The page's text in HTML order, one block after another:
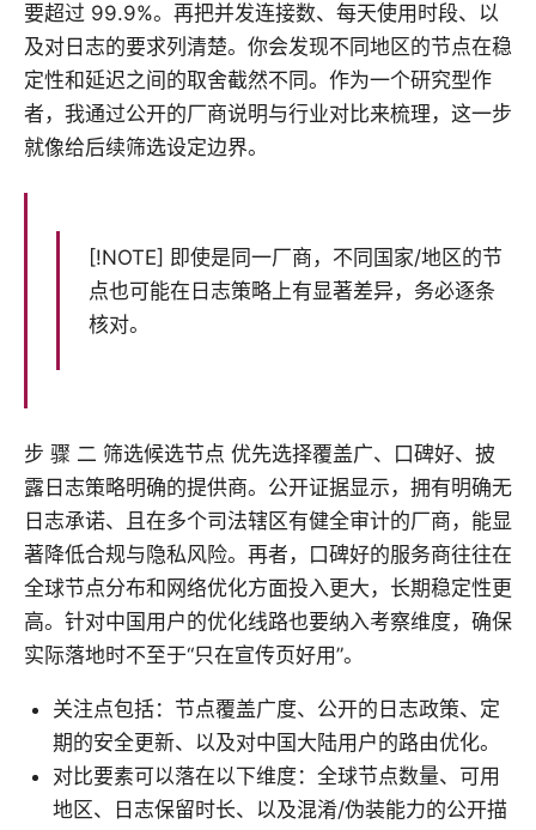
要超过 99.9%。再把并发连接数、每天使用时段、以
及对日志的要求列清楚。你会发现不同地区的节点在稳
定性和延迟之间的取舍截然不同。作为一个研究型作
者，我通过公开的厂商说明与行业对比来梳理，这一步
就像给后续筛选设定边界。
[!NOTE] 即使是同一厂商，不同国家/地区的节
点也可能在日志策略上有显著差异，务必逐条
核对。
步 骤 二 筛选候选节点 优先选择覆盖广、口碑好、披
露日志策略明确的提供商。公开证据显示，拥有明确无
日志承诺、且在多个司法辖区有健全审计的厂商，能显
著降低合规与隐私风险。再者，口碑好的服务商往往在
全球节点分布和网络优化方面投入更大，长期稳定性更
高。针对中国用户的优化线路也要纳入考察维度，确保
实际落地时不至于“只在宣传页好用”。
关注点包括：节点覆盖广度、公开的日志政策、定
期的安全更新、以及对中国大陆用户的路由优化。
对比要素可以落在以下维度：全球节点数量、可用
地区、日志保留时长、以及混淆/伪装能力的公开描